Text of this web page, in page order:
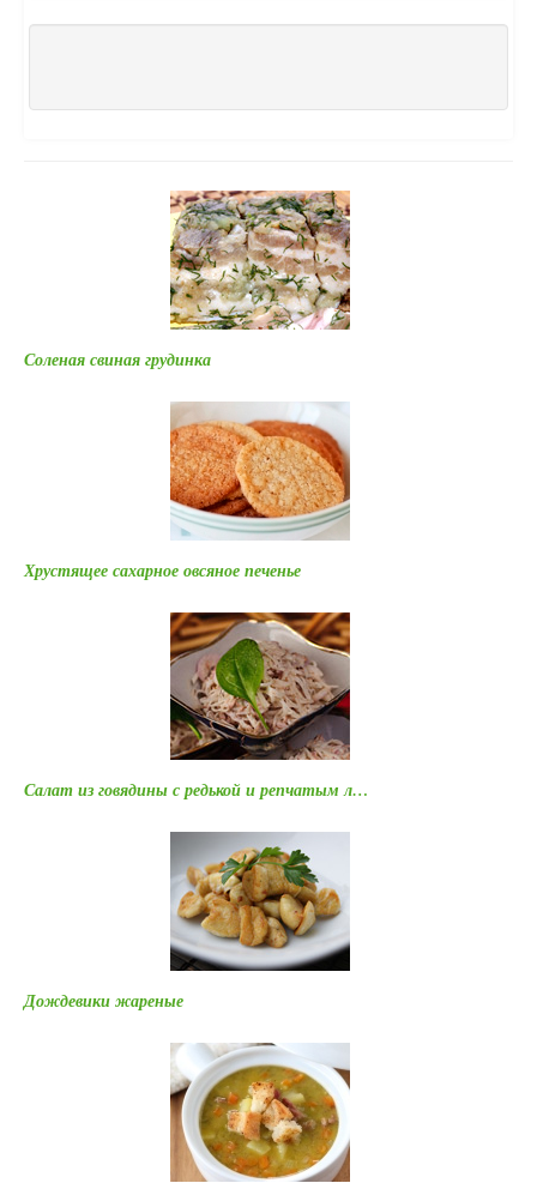
Соленая свиная грудинка
Хрустящее сахарное овсяное печенье
Салат из говядины с редькой и репчатым л…
Дождевики жареные